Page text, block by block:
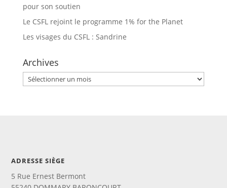
pour son soutien
Le CSFL rejoint le programme 1% for the Planet
Les visages du CSFL : Sandrine
Archives
Archives
ADRESSE SIÈGE
5 Rue Ernest Bermont